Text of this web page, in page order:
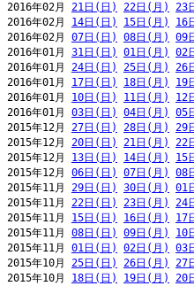
2016年02月 21日(日) 22日(月) 23
2016年02月 14日(日) 15日(月) 16
2016年02月 07日(日) 08日(月) 09
2016年01月 31日(日) 01日(月) 02
2016年01月 24日(日) 25日(月) 26
2016年01月 17日(日) 18日(月) 19
2016年01月 10日(日) 11日(月) 12
2016年01月 03日(日) 04日(月) 05
2015年12月 27日(日) 28日(月) 29
2015年12月 20日(日) 21日(月) 22
2015年12月 13日(日) 14日(月) 15
2015年12月 06日(日) 07日(月) 08
2015年11月 29日(日) 30日(月) 01
2015年11月 22日(日) 23日(月) 24
2015年11月 15日(日) 16日(月) 17
2015年11月 08日(日) 09日(月) 10
2015年11月 01日(日) 02日(月) 03
2015年10月 25日(日) 26日(月) 27
2015年10月 18日(日) 19日(月) 20